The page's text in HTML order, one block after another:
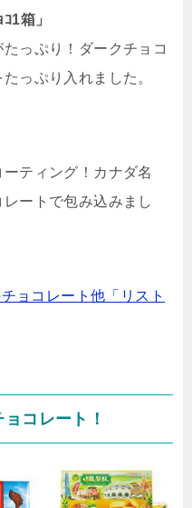
1箱」
っぷり！ダークチョコ
っぷり入れました。
ティング！カナダ名
ートで包み込みまし
ョコレート他「リスト
コレート！